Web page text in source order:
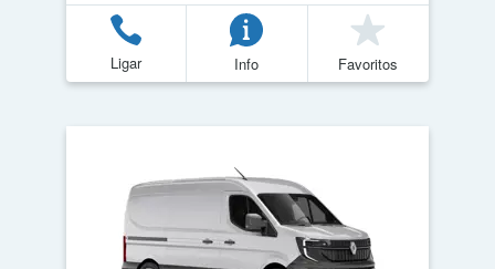
Ligar Info Favoritos